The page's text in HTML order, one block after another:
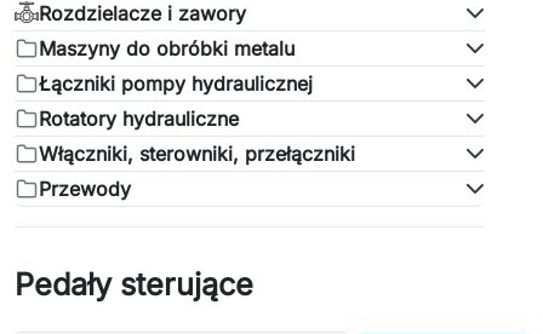
Rozdzielacze i zawory
Maszyny do obróbki metalu
Łączniki pompy hydraulicznej
Rotatory hydrauliczne
Włączniki, sterowniki, przełączniki
Przewody
Pedały sterujące